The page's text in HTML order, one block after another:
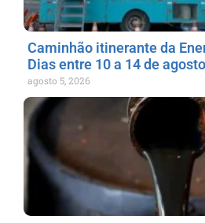
Caminhão itinerante da
Dias entre 10 a 14 de agosto
agosto 5, 2026